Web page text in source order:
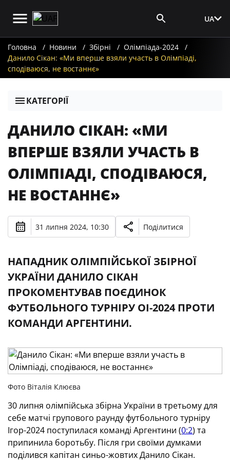
UA
Головна Новини Збірні
Олімпіада-2024
Данило Сікан: «Ми вперше взяли участь в Олімпіаді,
сподіваюся, не востаннє»
КАТЕГОРІЇ
ДАНИЛО СІКАН: «МИ
ВПЕРШЕ ВЗЯЛИ УЧАСТЬ В
ОЛІМПІАДІ, СПОДІВАЮСЯ,
НЕ ВОСТАННЄ»
31 липня 2024, 10:30 Поділитися
НАПАДНИК ОЛІМПІЙСЬКОЇ ЗБІРНОЇ
УКРАЇНИ ДАНИЛО СІКАН
ПРОКОМЕНТУВАВ ПОЄДИНОК
ФУТБОЛЬНОГО ТУРНІРУ ОІ-2024 ПРОТИ
КОМАНДИ АРГЕНТИНИ.
Фото Віталія Клюєва
30 липня олімпійська збірна України в третьому для
себе матчі групового раунду футбольного турніру
Ігор-2024 поступилася команді Аргентини (0:2) та
припинила боротьбу. Після гри своїми думками
поділився капітан синьо-жовтих Данило Сікан.